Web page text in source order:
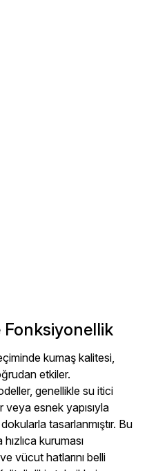
Fonksiyonellik
kumaş kalitesi,
etkiler.
genellikle su itici
esnek yapısıyla
tasarlanmıştır. Bu
kuruması
vücut hatlarını belli